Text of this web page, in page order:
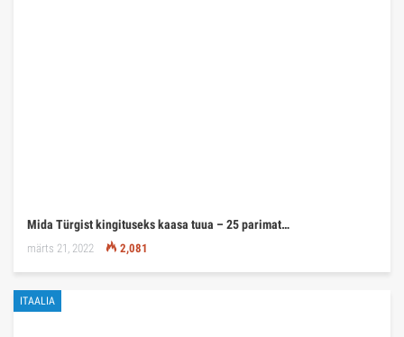
Mida Türgist kingituseks kaasa tuua – 25 parimat…
märts 21, 2022 2,081
ITAALIA